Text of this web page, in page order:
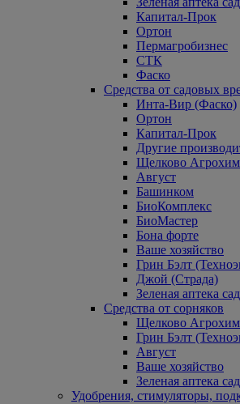
Капитал-Прок
Ортон
Пермагробизнес
СТК
Фаско
Средства от садовых
Инта-Вир (Фаско)
Ортон
Капитал-Прок
Другие
Щелково Агрохим
Август
Башинком
БиоКомплекс
БиоМастер
Бона форте
Ваше хозяйство
Грин Бэлт
Джой (Страда)
Зеленая аптека
Средства от сорняков
Щелково Агрохим
Грин Бэлт
Август
Ваше хозяйство
Зеленая аптека
Удобрения, стимуляторы,